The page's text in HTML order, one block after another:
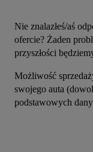
Nie znalazłeś/aś
ofercie? Żaden
przyszłości
Możliwość
swojego auta
podstawowych